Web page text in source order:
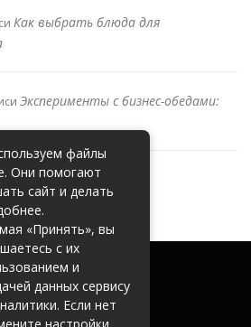
Как выбрать блюда для
Эксперименты с бизнес-обедами:
файлы
Они помогают
сайт и делать
«Принять», вы
с их
и
данных сервису
Если нет